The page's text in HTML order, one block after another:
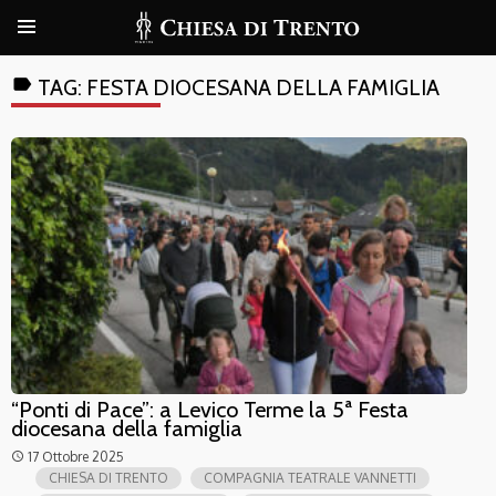
label TAG: FESTA DIOCESANA DELLA FAMIGLIA
“Ponti di Pace”: a Levico Terme la 5ª Festa
diocesana della famiglia
access_time 17 Ottobre 2025
CHIESA DI TRENTO
COMPAGNIA TEATRALE VANNETTI